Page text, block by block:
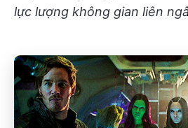
lực lượng không gian liên